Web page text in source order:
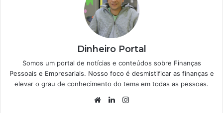
Dinheiro Portal
Somos um portal de notícias e conteúdos sobre Finanças
Pessoais e Empresariais. Nosso foco é desmistificar as finanças e
elevar o grau de conhecimento do tema em todas as pessoas.
WebsiteLinkedin